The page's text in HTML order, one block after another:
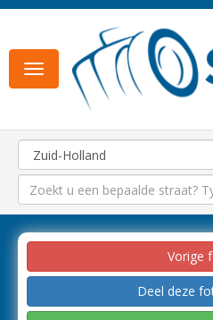
Toggle
navigation
Vorige
Deel deze